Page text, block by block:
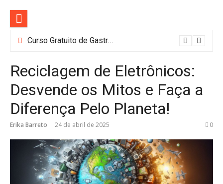
conteúdo
Curso Gratuito de Gastronomia e Barismo em SP: Nestlé Abre 100 Vagas
Reciclagem de Eletrônicos:
Desvende os Mitos e Faça a
Diferença Pelo Planeta!
Erika Barreto 24 de abril de 2025 0